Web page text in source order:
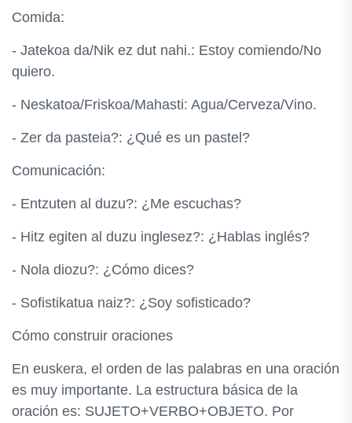
Comida:
- Jatekoa da/Nik ez dut nahi.: Estoy comiendo/No
quiero.
- Neskatoa/Friskoa/Mahasti: Agua/Cerveza/Vino.
- Zer da pasteia?: ¿Qué es un pastel?
Comunicación:
- Entzuten al duzu?: ¿Me escuchas?
- Hitz egiten al duzu inglesez?: ¿Hablas inglés?
- Nola diozu?: ¿Cómo dices?
- Sofistikatua naiz?: ¿Soy sofisticado?
Cómo construir oraciones
En euskera, el orden de las palabras en una oración
es muy importante. La estructura básica de la
oración es: SUJETO+VERBO+OBJETO. Por